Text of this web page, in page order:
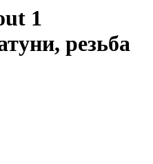
1
резьба